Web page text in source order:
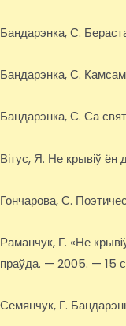
Бандарэнка, С.
Бандарэнка, С.
Бандарэнка, С. Са
Вітус, Я. Не крывіў
Гончарова, С.
Раманчук, Г. «Не
праўда. — 2005. — 15
Семянчук, Г.